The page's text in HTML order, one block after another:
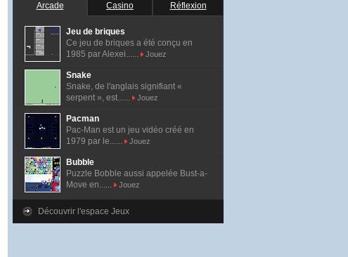
Arcade Casino Réflexion
Jeu de briques
Ce jeu de briques a été conçu en
1985 par Alexei......
Jouez
Snake
Snake, de l'anglais signifiant «
serpent », est......
Jouez
Pacman
Pac-Man est un jeu vidéo créé en
1979 par le......
Jouez
Bubble
Puzzle Bobble aussi appelée Bust-a-
Move en......
Jouez
Découvrir l'espace Jeux